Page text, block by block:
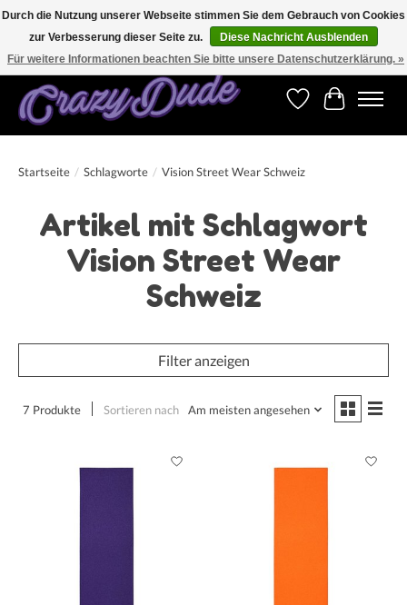
Versandkostenfrei bestellen ab CHF 200.00 in der Schweiz und ab EUR 250.00 in den
meisten Ländern weltweit.
Wunschzettel
Ihr
Startseite / Schlagworte / Vision Street Wear Schweiz
Artikel mit Schlagwort
Vision Street Wear
Schweiz
Filter anzeigen
7 Produkte Sortieren nach Am meisten angesehen
Durch die Nutzung unserer Webseite stimmen Sie dem Gebrauch von Cookies
zur Verbesserung dieser Seite zu.
Diese Nachricht Ausblenden
Für weitere Informationen beachten Sie bitte unsere Datenschutzerklärung. »